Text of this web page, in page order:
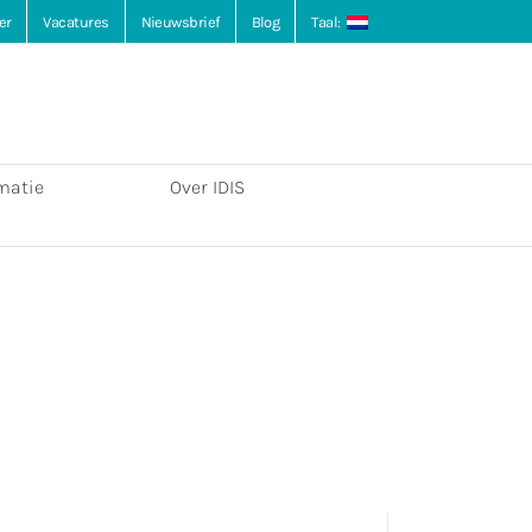
Vacatures Nieuwsbrief Blog Taal:
Over IDIS